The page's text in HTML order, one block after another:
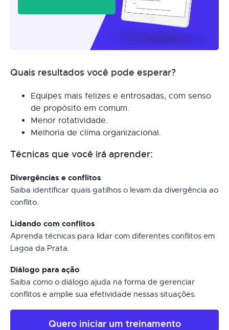
Quais resultados você pode esperar?
Equipes mais felizes e entrosadas, com senso
de propósito em comum.
Menor rotatividade.
Melhoria de clima organizacional.
Técnicas que você irá aprender:
Divergências e conflitos
Saiba identificar quais gatilhos o levam da divergência ao
conflito.
Lidando com conflitos
Aprenda técnicas para lidar com diferentes conflitos em
Lagoa da Prata.
Diálogo para ação
Saiba como o diálogo ajuda na forma de gerenciar
conflitos e amplie sua efetividade nessas situações.
Quero iniciar um treinamento